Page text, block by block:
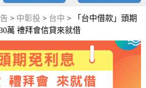
> 中彰投 > 台中 >
「台中借款」頭期
萬 禮拜會信貸來就借